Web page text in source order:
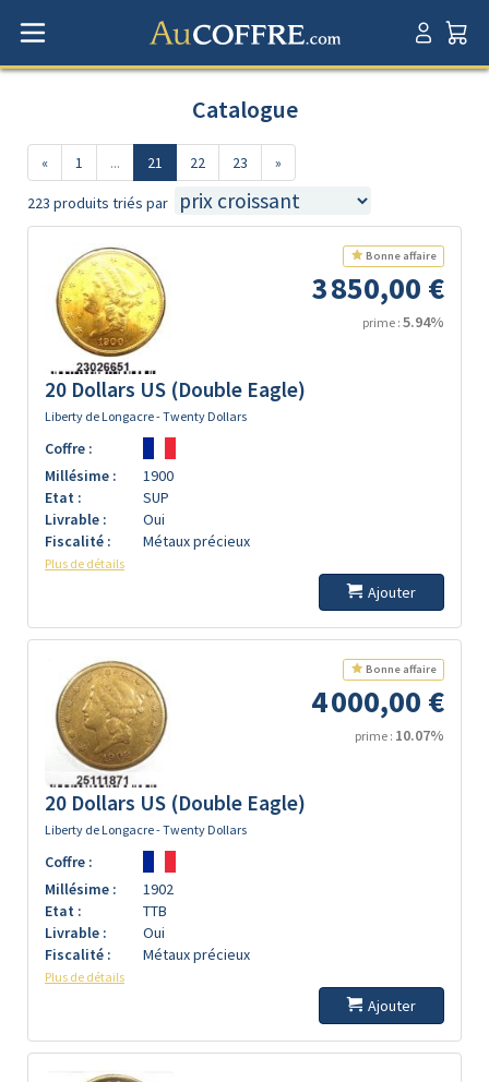
Catalogue
« 1 ... 21 22 23 »
223 produits triés par
Bonne affaire
3 850,00 €
prime : 5.94%
20 Dollars US (Double Eagle)
Liberty de Longacre - Twenty Dollars
Coffre :
Millésime :
1900
Etat :
SUP
Livrable :
Oui
Fiscalité :
Métaux précieux
Plus de détails
Ajouter
Bonne affaire
4 000,00 €
prime : 10.07%
20 Dollars US (Double Eagle)
Liberty de Longacre - Twenty Dollars
Coffre :
Millésime :
1902
Etat :
TTB
Livrable :
Oui
Fiscalité :
Métaux précieux
Plus de détails
Ajouter